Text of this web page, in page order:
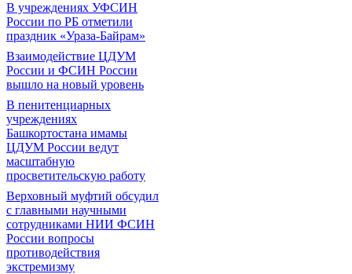
В учреждениях УФСИН
России по РБ отметили
праздник «Ураза-Байрам»
Взаимодействие ЦДУМ
России и ФСИН России
вышло на новый уровень
В пенитенциарных
учреждениях
Башкортостана имамы
ЦДУМ России ведут
масштабную
просветительскую работу
Верховный муфтий обсудил
с главными научными
сотрудниками НИИ ФСИН
России вопросы
противодействия
экстремизму